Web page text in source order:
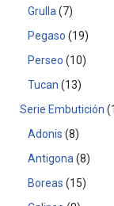
Grulla
7
Pegaso
19
Perseo
10
Tucan
13
Serie Embutición
Adonis 8
Antigona 8
Boreas
15